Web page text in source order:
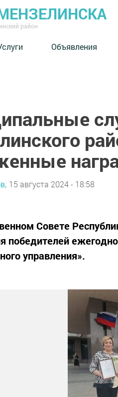
район
Объявления
15 августа 2024 - 18:58
Совете
победителей
управления».